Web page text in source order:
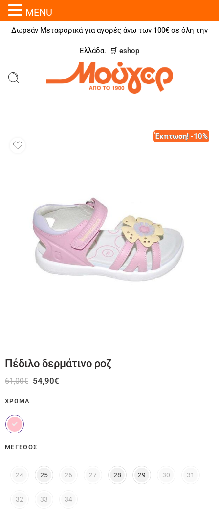
Δωρεάν Μεταφορικά για αγορές άνω των 100€ σε όλη την
Ελλάδα. |🛒 eshop
Έκπτωση! -10%
Πέδιλο δερμάτινο ροζ
61,00€ 54,90€
ΧΡΏΜΑ
ΜΈΓΕΘΟΣ
24 25 26 27 28 29 30 31
32 33 34
MENU